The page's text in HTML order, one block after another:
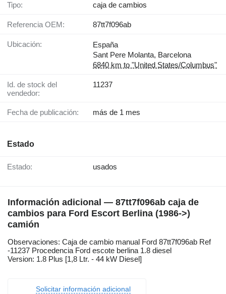
Tipo: caja de cambios
Referencia OEM: 87tt7f096ab
Ubicación:
España
Sant Pere Molanta, Barcelona
6840 km to "United States/Columbus"
Id. de stock del
vendedor:
11237
Fecha de publicación: más de 1 mes
Estado
Estado: usados
Información adicional — 87tt7f096ab caja de
cambios para Ford Escort Berlina (1986->)
camión
Observaciones: Caja de cambio manual Ford 87tt7f096ab Ref
-11237 Procedencia Ford escote berlina 1.8 diesel
Version: 1.8 Plus [1,8 Ltr. - 44 kW Diesel]
Solicitar información adicional